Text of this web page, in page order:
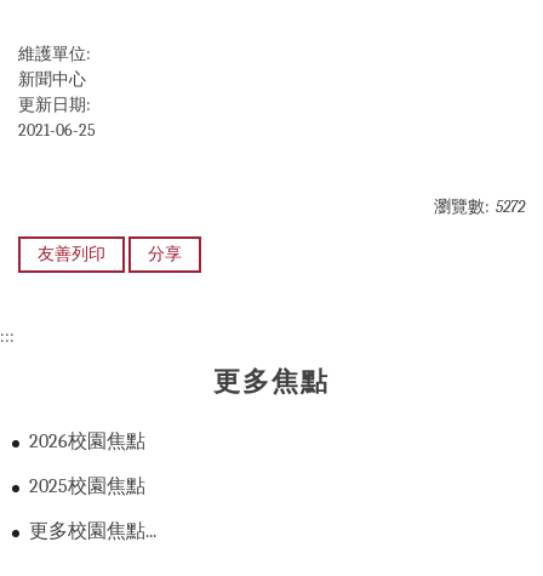
維護單位:
新聞中心
更新日期:
2021-06-25
瀏覽數: 5272
友善列印 分享
:::
更多焦點
2026校園焦點
2025校園焦點
更多校園焦點...